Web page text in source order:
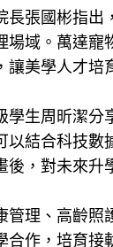
長張國彬指出
場域。萬達
讓美學人才培
學生周昕潔分
以結合科技數
後，對未來升
管理、高齡
合作，培育接